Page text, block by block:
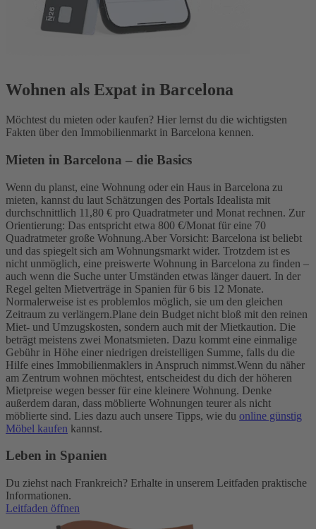
Wohnen als Expat in Barcelona
Möchtest du mieten oder kaufen? Hier lernst du die wichtigsten
Fakten über den Immobilienmarkt in Barcelona kennen.
Mieten in Barcelona – die Basics
Wenn du planst, eine Wohnung oder ein Haus in Barcelona zu
mieten, kannst du laut Schätzungen des Portals Idealista mit
durchschnittlich 11,80 € pro Quadratmeter und Monat rechnen. Zur
Orientierung: Das entspricht etwa 800 €/Monat für eine 70
Quadratmeter große Wohnung.Aber Vorsicht: Barcelona ist beliebt
und das spiegelt sich am Wohnungsmarkt wider. Trotzdem ist es
nicht unmöglich, eine preiswerte Wohnung in Barcelona zu finden –
auch wenn die Suche unter Umständen etwas länger dauert. In der
Regel gelten Mietverträge in Spanien für 6 bis 12 Monate.
Normalerweise ist es problemlos möglich, sie um den gleichen
Zeitraum zu verlängern.Plane dein Budget nicht bloß mit den reinen
Miet- und Umzugskosten, sondern auch mit der Mietkaution. Die
beträgt meistens zwei Monatsmieten. Dazu kommt eine einmalige
Gebühr in Höhe einer niedrigen dreistelligen Summe, falls du die
Hilfe eines Immobilienmaklers in Anspruch nimmst.Wenn du näher
am Zentrum wohnen möchtest, entscheidest du dich der höheren
Mietpreise wegen besser für eine kleinere Wohnung. Denke
außerdem daran, dass möblierte Wohnungen teurer als nicht
möblierte sind. Lies dazu auch unsere Tipps, wie du online günstig
Möbel kaufen kannst.
Leben in Spanien
Du ziehst nach Frankreich? Erhalte in unserem Leitfaden praktische
Informationen.
Leitfaden öffnen